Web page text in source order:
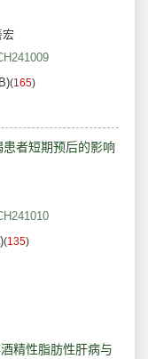
宏
(165)
者短期预后的影响
(135)
精性脂肪性肝病与